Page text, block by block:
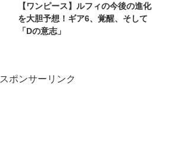
【ワンピース】ルフィの今後の進化
を大胆予想！ギア6、覚醒、そして
「Dの意志」
スポンサーリンク